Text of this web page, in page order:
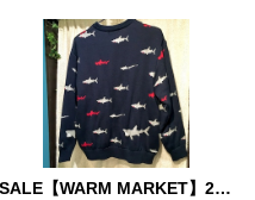
SALE【WARM MARKET】2024年デザインセーター サメ Mサイズ (ネイビー)